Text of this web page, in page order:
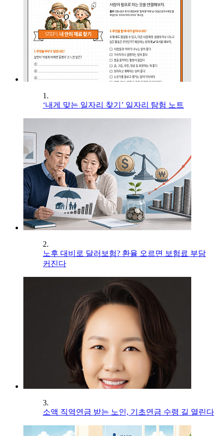
1.
‘내게 맞는 일자리 찾기’ 일자리 탐험 노트
2.
노후 대비로 달러보험? 환율 오르면 보험료 부담
커진다
3.
소액 직역연금 받는 노인, 기초연금 수령 길 열린다